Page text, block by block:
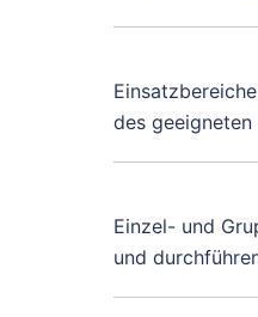
des
Einzel- und
und